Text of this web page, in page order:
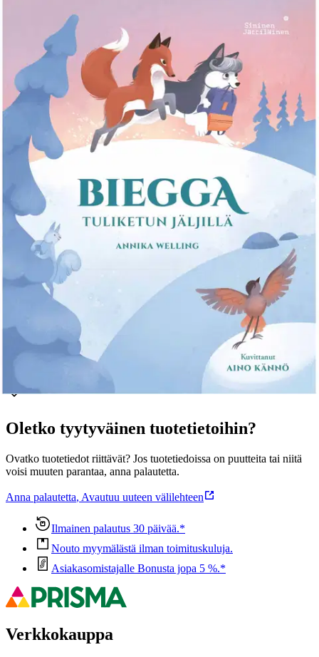
Tuotekuvaus
Syntyykö Tuliketun hännästä oikeasti kipinöitä, jotka sytyttävät
revontulet taivaalle? Biegga on nuori husky, joka saa tehtäväkseen
selvittää, onko tarina revontulten synnystä totta. Talviseen
seikkailuun lyöttäytyvät mukaan lörpöttelevä kuukkeli Säde (jolla on
todella upeat pyrstösulat) sekä sinnikäs nuori kettu Hopeatassu (jolla
on aivan erityinen puuhkahäntä). Matkallaan pohjoisimmalle
tunturille Biegga, Säde ja Hopeatassu saavat apua taikahuilua
soittavalta Leidi Pohjoiselta, valkopartaiselta mieheltä sekä hyvin...
hitaasti... puhuvilta... poroilta. Biegga Tuliketun Jäljillä on Annika
Wellingin sekä Aino Kännön ensimmäinen yhteinen teos, jossa
Annikan eläväinen ja mielikuvituksellinen kerronta yhdistyy Ainon
pastellinpehmeään, taianomaiseen kuvitukseen. Bieggan avulla
suomalainen legenda Tuliketusta tulee tutuksi uudelle sukupolvelle
ympäri maailmaa.
tuotekuvausta
Ominaisuudet
Oletko tyytyväinen tuotetietoihin?
Ovatko tuotetiedot riittävät? Jos tuotetiedoissa on puutteita tai niitä
voisi muuten parantaa, anna palautetta.
Anna palautetta, Avautuu uuteen välilehteen
Ilmainen palautus 30 päivää.*
Nouto myymälästä ilman toimituskuluja.
Asiakasomistajalle Bonusta jopa 5 %.*
Verkkokauppa